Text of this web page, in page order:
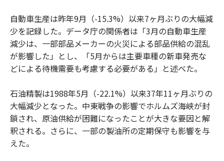
自動車生産は昨年9月（-15.3%）以来7ヶ月ぶりの大幅減
少を記録した。データ庁の関係者は「3月の自動車生産
減少は、一部部品メーカーの火災による部品供給の混乱
が影響した」とし、「5月からは主要車種の新車発売な
どによる待機需要も考慮する必要がある」と述べた。
石油精製は1988年5月（-22.1%）以来37年11ヶ月ぶりの
大幅減少となった。中東戦争の影響でホルムズ海峡が封
鎖され、原油供給が困難になったことが大きな要因と解
釈される。さらに、一部の製油所の定期保守も影響を与
えた。